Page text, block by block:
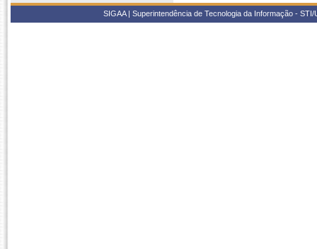
SIGAA | Superintendência de Tecnologia da Informação -